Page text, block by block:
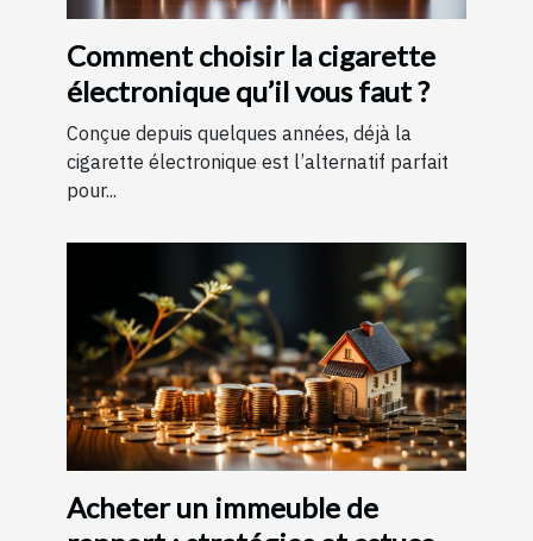
Comment choisir la cigarette
électronique qu’il vous faut ?
Conçue depuis quelques années, déjà la
cigarette électronique est l’alternatif parfait
pour...
Acheter un immeuble de